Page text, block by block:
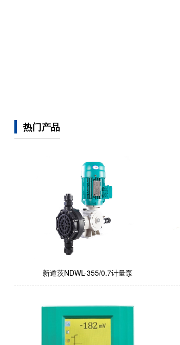
热门产品
新道茨NDWL-355/0.7计量泵